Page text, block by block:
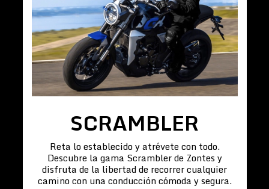
SCRAMBLER
Reta lo establecido y atrévete con todo.
Descubre la gama Scrambler de Zontes y
disfruta de la libertad de recorrer cualquier
camino con una conducción cómoda y segura.